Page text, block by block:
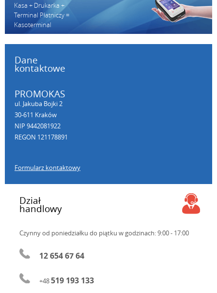
Kasa + Drukarka +
Terminal Płatniczy =
Kasoterminal
Dane
kontaktowe
PROMOKAS
ul. Jakuba Bojki 2
30-611 Kraków
NIP 9442081922
REGON 121178891
Formularz kontaktowy
Dział
handlowy
Czynny od poniedziałku do piątku w godzinach: 9:00 - 17:00
12 654 67 64
+48519 193 133